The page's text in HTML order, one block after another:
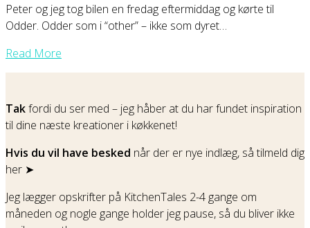
Peter og jeg tog bilen en fredag eftermiddag og kørte til
Odder. Odder som i “other” – ikke som dyret…
Read More
Takfordi du ser med – jeg håber at du har fundet inspiration
til dine næste kreationer i køkkenet!
Hvis du vil have besked når der er nye indlæg, så tilmeld dig
her ➤
Jeg lægger opskrifter på KitchenTales 2-4 gange om
måneden og nogle gange holder jeg pause, så du bliver ikke